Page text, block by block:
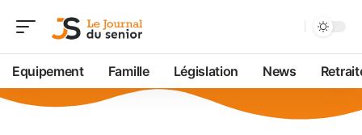
Equipement Famille Législation News